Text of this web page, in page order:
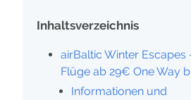
Inhaltsverzeichnis
airBaltic Winter Escapes
Flüge ab 29€ One Way
Informationen und